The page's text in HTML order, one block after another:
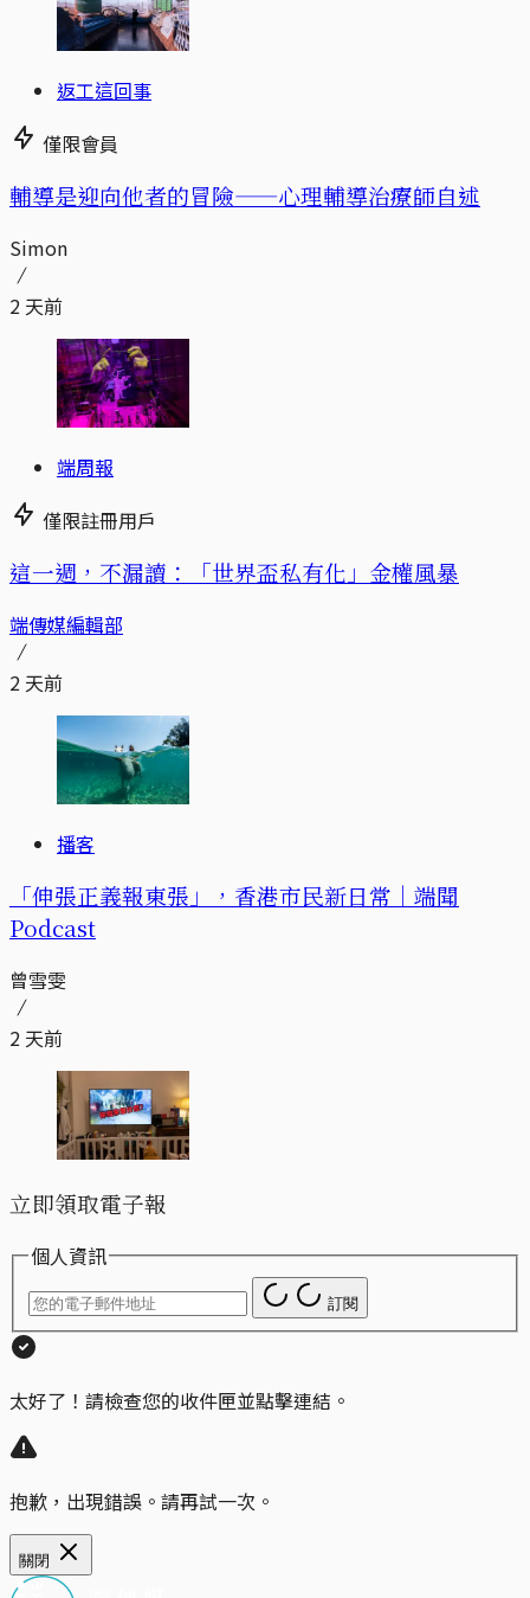
返工這回事
僅限會員
輔導是迎向他者的冒險——心理輔導治療師自述
Simon
2 天前
端周報
僅限註冊用戶
這一週，不漏讀：「世界盃私有化」金權風暴
端傳媒編輯部
2 天前
播客
「伸張正義報東張」，香港市民新日常｜端聞
Podcast
曾雪雯
2 天前
立即領取電子報
個人資訊
訂閱
太好了！請檢查您的收件匣並點擊連結。
抱歉，出現錯誤。請再試一次。
關閉